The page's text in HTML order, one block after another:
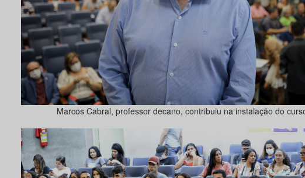
Marcos Cabral, professor decano, contribuiu na instalação do